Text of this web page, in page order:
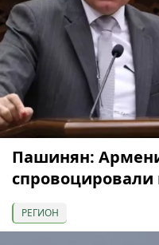
Пашинян:
спровоцировали
РЕГИОН